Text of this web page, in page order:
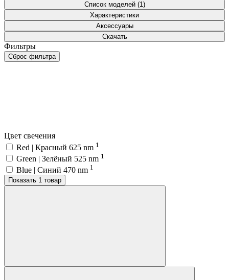
Список моделей (1)
Характеристики
Аксессуары
Скачать
Фильтры
Сброс фильтра
Цвет свечения
Red | Красный 625 nm 1
Green | Зелёный 525 nm 1
Blue | Синий 470 nm 1
Показать 1 товар